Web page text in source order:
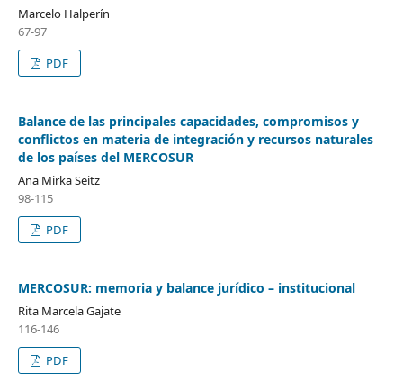
Marcelo Halperín
67-97
PDF
Balance de las principales capacidades, compromisos y
conflictos en materia de integración y recursos naturales
de los países del MERCOSUR
Ana Mirka Seitz
98-115
PDF
MERCOSUR: memoria y balance jurídico – institucional
Rita Marcela Gajate
116-146
PDF